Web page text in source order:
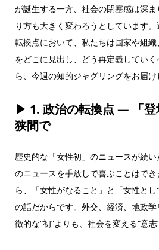
が誕生する一方、社会の閉塞感は深
り方も大きく変わろうとしています
転換点において、私たちは国家や組織
をどこに見出し、どう再定義してい
ら、今週の知的ジャグリングをお届け
▶ 1. 政治の転換点 ― 「登
狭間で
歴史的な「女性初」のニュースが続
のニュースを手放しで喜ぶことはで
ら、「女性がなること」と「女性と
の話だからです。外交、経済、地政
徴的な“初”よりも、社会を変える“意志